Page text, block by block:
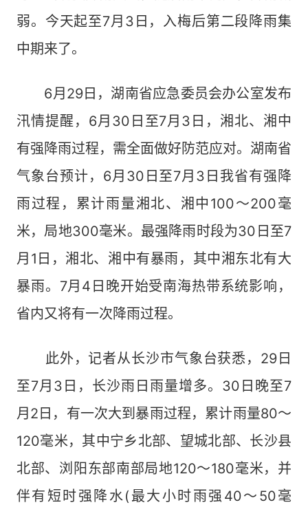
弱。今天起至7月3日，入梅后第二段降雨集
中期来了。
6月29日，湖南省应急委员会办公室发布
汛情提醒，6月30日至7月3日，湘北、湘中
有强降雨过程，需全面做好防范应对。湖南省
气象台预计，6月30日至7月3日我省有强降
雨过程，累计雨量湘北、湘中100～200毫
米，局地300毫米。最强降雨时段为30日至7
月1日，湘北、湘中有暴雨，其中湘东北有大
暴雨。7月4日晚开始受南海热带系统影响，
省内又将有一次降雨过程。
此外，记者从长沙市气象台获悉，29日
至7月3日，长沙雨日雨量增多。30日晚至7
月2日，有一次大到暴雨过程，累计雨量80～
120毫米，其中宁乡北部、望城北部、长沙县
北部、浏阳东部南部局地120～180毫米，并
伴有短时强降水(最大小时雨强40～50毫